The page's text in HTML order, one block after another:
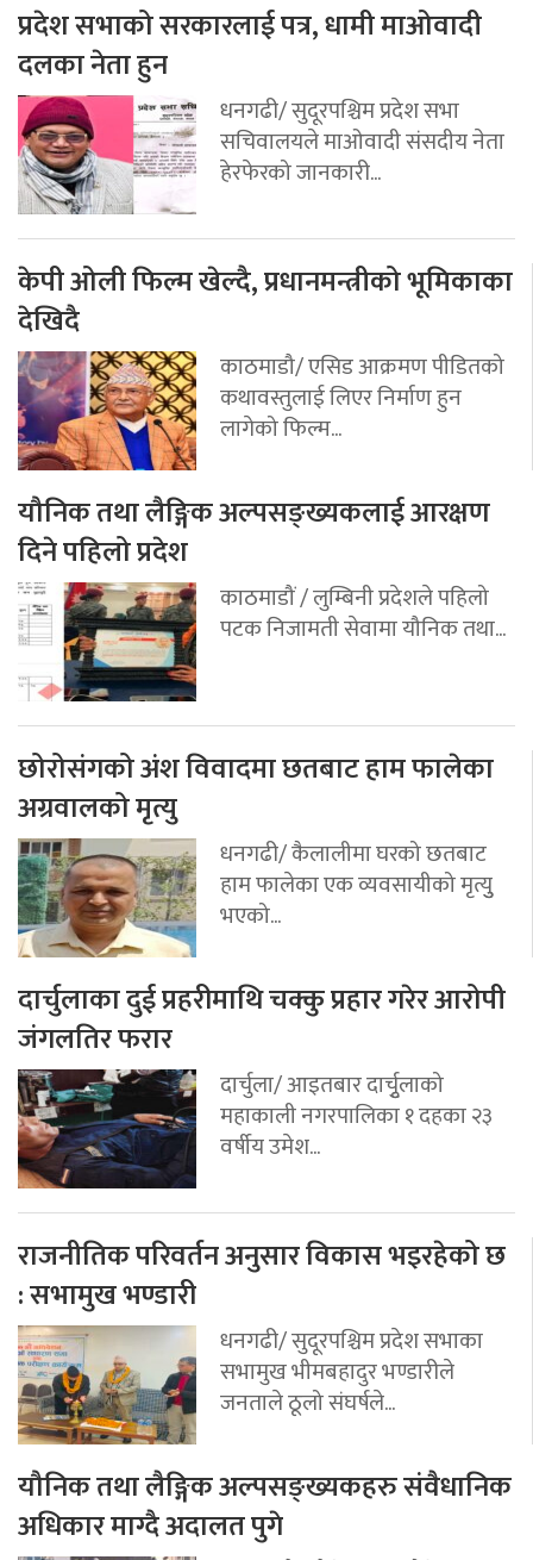
प्रदेश सभाको सरकारलाई पत्र, धामी माओवादी
दलका नेता हुन
धनगढी/ सुदूरपश्चिम प्रदेश सभा
सचिवालयले माओवादी संसदीय नेता
हेरफेरको जानकारी...
केपी ओली फिल्म खेल्दै, प्रधानमन्त्रीको भूमिकाका
देखिदै
काठमाडौ/ एसिड आक्रमण पीडितको
कथावस्तुलाई लिएर निर्माण हुन
लागेको फिल्म...
यौनिक तथा लैङ्गिक अल्पसङ्ख्यकलाई आरक्षण
दिने पहिलो प्रदेश
काठमाडौं / लुम्बिनी प्रदेशले पहिलो
पटक निजामती सेवामा यौनिक तथा...
छोरोसंगको अंश विवादमा छतबाट हाम फालेका
अग्रवालको मृत्यु
धनगढी/ कैलालीमा घरको छतबाट
हाम फालेका एक व्यवसायीको मृत्युु
भएको...
दार्चुलाका दुई प्रहरीमाथि चक्कु प्रहार गरेर आरोपी
जंगलतिर फरार
दार्चुला/ आइतबार दार्चुृलाको
महाकाली नगरपालिका १ दहका २३
वर्षीय उमेश...
राजनीतिक परिवर्तन अनुसार विकास भइरहेको छ
: सभामुख भण्डारी
धनगढी/ सुदूरपश्चिम प्रदेश सभाका
सभामुख भीमबहादुर भण्डारीले
जनताले ठूलो संघर्षले...
यौनिक तथा लैङ्गिक अल्पसङ्ख्यकहरु संवैधानिक
अधिकार माग्दै अदालत पुगे